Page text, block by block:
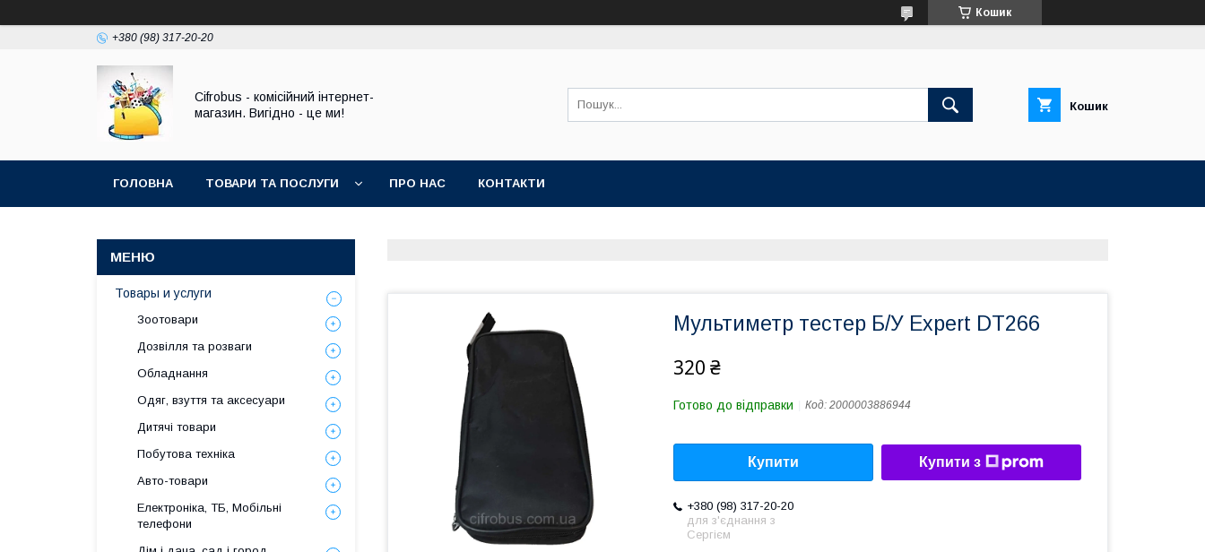
Кошик
+380 (98) 317-20-20
Cifrobus - комiсiйний iнтернет-
магазин. Вигiдно - це ми!
Кошик
ГОЛОВНА ТОВАРИ ТА ПОСЛУГИ ПРО НАС КОНТАКТИ
Мультиметр тестер Б/У Expert DT266
320 ₴
Готово до відправки Код: 2000003886944
Купити Купити з
+380 (98) 317-20-20
для з'єднання з
Сергієм
Товары и услуги
Зоотовари
Дозвілля та розваги
Обладнання
Одяг, взуття та аксесуари
Дитячі товари
Побутова техніка
Авто-товари
Електроніка, ТБ, Мобільні
телефони